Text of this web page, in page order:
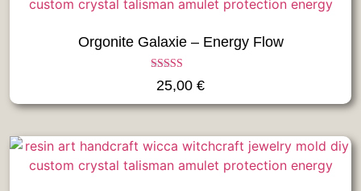
Orgonite Galaxie – Energy Flow
Note
5.00
25,00 €